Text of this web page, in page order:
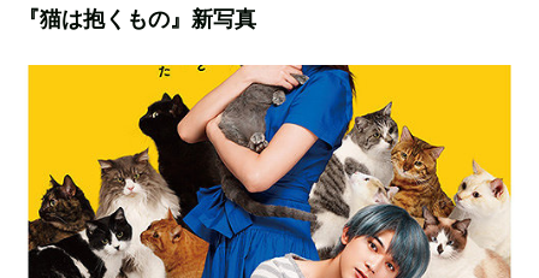
『猫は抱くもの』新写真